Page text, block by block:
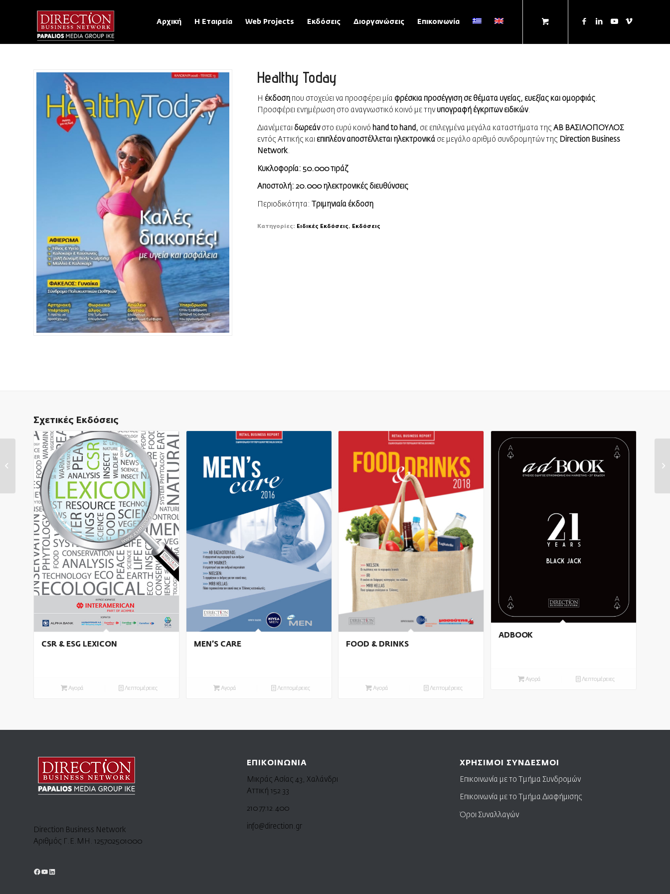
Αρχική Η Εταιρεία Web Projects Εκδόσεις Διοργανώσεις Επικοινωνία
Healthy Today
Η έκδοση που στοχεύει να προσφέρει μία φρέσκια προσέγγιση σε θέματα υγείας, ευεξίας και ομορφιάς.
Προσφέρει ενημέρωση στο αναγνωστικό κοινό με την υπογραφή έγκριτων ειδικών.
Διανέμεται δωρεάν στο ευρύ κοινό hand to hand , σε επιλεγμένα μεγάλα καταστήματα τηςΑΒ ΒΑΣΙΛΟΠΟΥΛΟΣ
εντός Αττικής και επιπλέον αποστέλλεται ηλεκτρονικά σε μεγάλο αριθμό συνδρομητών της Direction Business
Network
Κυκλοφορία: 50.000 τιράζ
Αποστολή: 20.000 ηλεκτρονικές διευθύνσεις
Περιοδικότητα: Τριμηνιαία έκδοση
Κατηγορίες: Ειδικές Εκδόσεις, Εκδόσεις
Σχετικές Εκδόσεις
CSR & ESG LEXICON
Αγορά Λεπτομέρειες
MEN’S CARE
Αγορά Λεπτομέρειες
FOOD & DRINKS
Αγορά Λεπτομέρειες
ADBOOK
Αγορά Λεπτομέρειες
Direction Business Network
Αριθμός Γ.Ε.ΜΗ. 125702501000
ΕΠΙΚΟΙΝΩΝΙΑ
Μικράς Ασίας 43, Χαλάνδρι
Αττική 152 33
210 77.12.400
info@direction.gr
ΧΡΗΣΙΜΟΙ ΣΥΝΔΕΣΜΟΙ
Επικοινωνία με το Τμήμα Συνδρομών
Επικοινωνία με το Τμήμα Διαφήμισης
Όροι Συναλλαγών
Ελληνική
Βιομηχανία
Πυλώνας
Ανάπτυξης &...